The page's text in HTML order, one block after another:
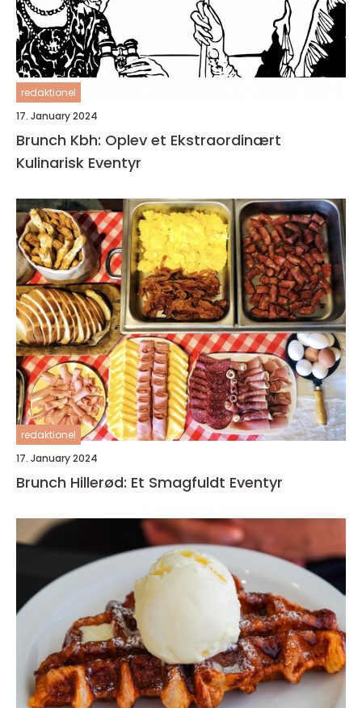
redaktionel
17. January 2024
Brunch Kbh: Oplev et Ekstraordinært
Kulinarisk Eventyr
redaktionel
17. January 2024
Brunch Hillerød: Et Smagfuldt Eventyr